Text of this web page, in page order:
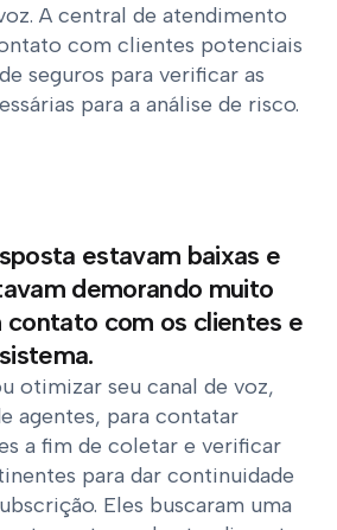
A central de atendimento
com clientes potenciais
seguros para verificar as
para a análise de risco.
estavam baixas e
demorando muito
contato com os clientes e
otimizar seu canal de voz,
agentes, para contatar
a fim de coletar e verificar
para dar continuidade
Eles buscaram uma